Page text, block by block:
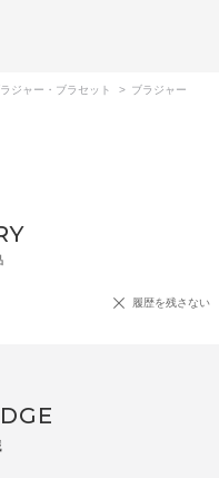
ジャー・ブラセット > ブラジャー
履歴を残さない